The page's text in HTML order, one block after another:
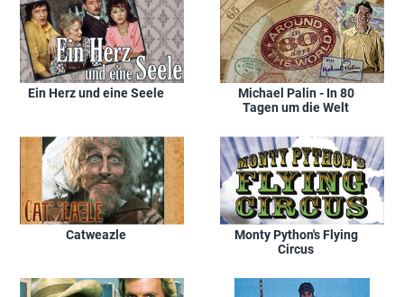
Ein Herz und eine Seele
Michael Palin - In 80
Tagen um die Welt
Catweazle
Monty Python's Flying
Circus